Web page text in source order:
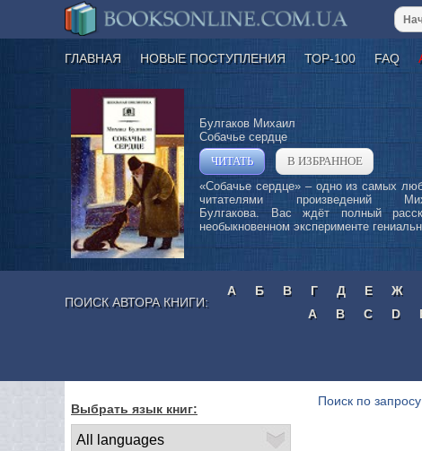
ГЛАВНАЯ НОВЫЕ ПОСТУПЛЕНИЯ ТОР-100 FAQ
Булгаков Михаил
Собачье сердце
ЧИТАТЬ
В ИЗБРАННОЕ
«Собачье сердце» – одно из самых
читателями произведений
Булгакова. Вас ждёт полный
необыкновенном эксперименте
ПОИСК АВТОРА КНИГИ:
А Б В Г Д Е Ж
A
B C D
Выбрать язык книг:
Поиск по